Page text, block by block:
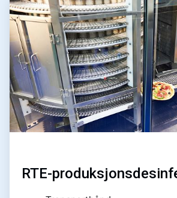
2
for
2
RTE-